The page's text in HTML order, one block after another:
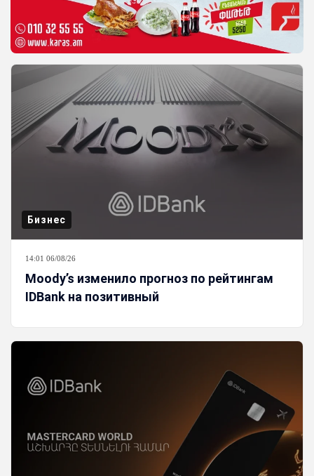
Бизнес
14:01 06/08/26
Moody’s изменило прогноз по рейтингам
IDBank на позитивный